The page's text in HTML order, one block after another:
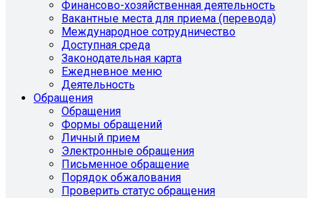
Финансово-хозяйственная деятельность
Вакантные места для приема (перевода)
Международное сотрудничество
Доступная среда
Законодательная карта
Ежедневное меню
Деятельность
Обращения
Обращения
Формы обращений
Личный прием
Электронные обращения
Письменное обращение
Порядок обжалования
Проверить статус обращения